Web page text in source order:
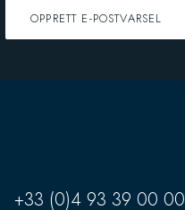
OPPRETT E-POSTVARSEL
+33 (0)4 93 39 00 00